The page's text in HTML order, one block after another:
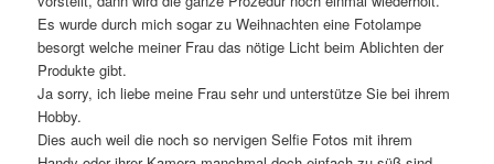
Es wurde durch mich sogar zu Weihnachten eine Fotolampe
besorgt welche meiner Frau das nötige Licht beim Ablichten der
Produkte gibt.
Ja sorry, ich liebe meine Frau sehr und unterstütze Sie bei ihrem
Hobby.
Dies auch weil die noch so nervigen Selfie Fotos mit ihrem